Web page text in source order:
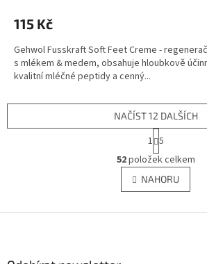
115 Kč
Gehwol Fusskraft Soft Feet Creme -
s mlékem & medem, obsahuje hloubkově
kvalitní mléčné peptidy a cenný...
O
v
l
á
NAČÍST 12 DALŠÍCH
S
t
r
á
n
k
v
1 5
52položek celkem
NAHORU